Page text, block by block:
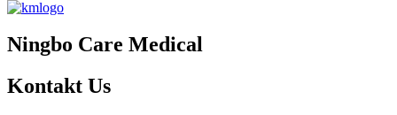
Ningbo Care Medical
Kontakt Us